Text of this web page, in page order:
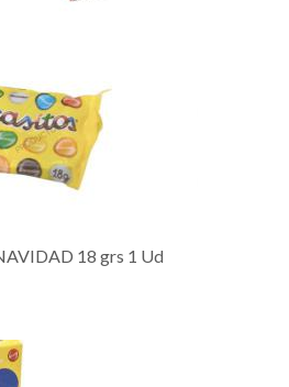
18 grs 1 Ud